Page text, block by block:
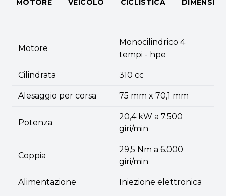
Motore
Monocilindrico 4
tempi - hpe
Cilindrata 310 cc
Alesaggio per corsa 75 mm x 70,1 mm
Potenza
20,4 kW a 7.500
giri/min
Coppia
29,5 Nm a 6.000
giri/min
Alimentazione Iniezione elettronica